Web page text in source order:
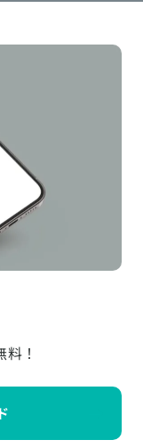
！